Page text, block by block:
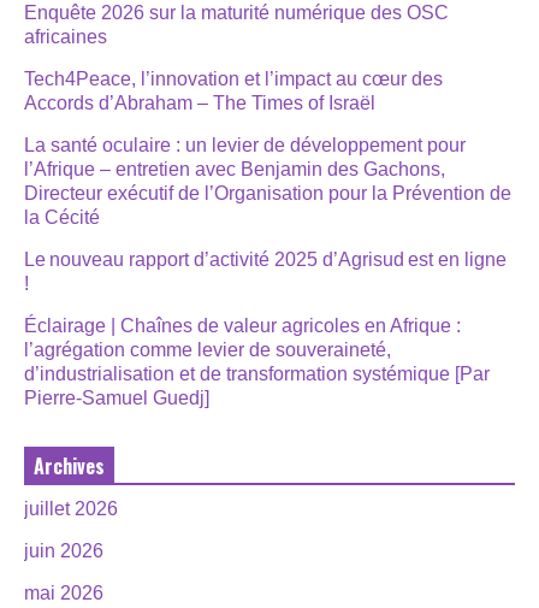
Enquête 2026 sur la maturité numérique des OSC
africaines
Tech4Peace, l’innovation et l’impact au cœur des
Accords d’Abraham – The Times of Israël
La santé oculaire : un levier de développement pour
l’Afrique – entretien avec Benjamin des Gachons,
Directeur exécutif de l’Organisation pour la Prévention de
la Cécité
Le nouveau rapport d’activité 2025 d’Agrisud est en ligne
!
Éclairage | Chaînes de valeur agricoles en Afrique :
l’agrégation comme levier de souveraineté,
d’industrialisation et de transformation systémique [Par
Pierre-Samuel Guedj]
Archives
juillet 2026
juin 2026
mai 2026